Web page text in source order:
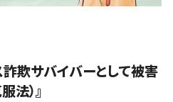
詐欺サバイバーとして被害
法）』